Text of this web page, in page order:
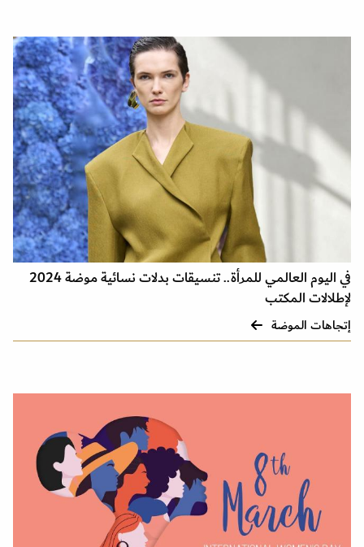
في اليوم العالمي للمرأة.. تنسيقات بدلات نسائية موضة 2024
لإطلالات المكتب
إتجاهات الموضة